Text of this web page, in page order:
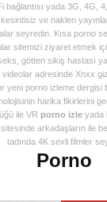
bağlantısı yada 3G, 4G,
ve naklen
seyredin. Kısa porno
sitemizi ziyaret etmek
götten sikiş hastası
videolar adresinde Xnxx
yeni porno izleme dergisi
harika fikirlerini
ile VR porno izleyada
arkadaşların ile
tadında 4K sexli filmler
Porno